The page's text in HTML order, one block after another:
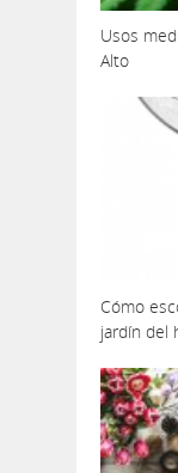
Usos
Alto
Cómo
jardín del